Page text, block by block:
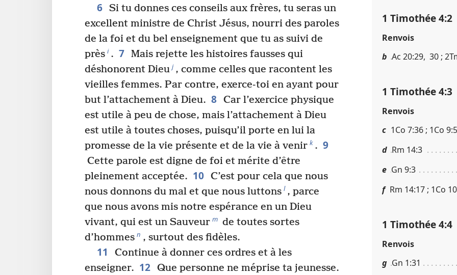
6 Si tu donnes ces conseils aux frères, tu seras un
excellent ministre de Christ Jésus, nourri des paroles
de la foi et du bel enseignement que tu as suivi de
près i . 7 Mais rejette les histoires fausses qui
déshonorent Dieu j , comme celles que racontent les
vieilles femmes. Par contre, exerce-toi en ayant pour
but l’attachement à Dieu. 8 Car l’exercice physique
est utile à peu de chose, mais l’attachement à Dieu
est utile à toutes choses, puisqu’il porte en lui la
promesse de la vie présente et de la vie à venir k . 9
Cette parole est digne de foi et mérite d’être
pleinement acceptée. 10 C’est pour cela que nous
nous donnons du mal et que nous luttons l , parce
que nous avons mis notre espérance en un Dieu
vivant, qui est un Sauveur m de toutes sortes
d’hommes n , surtout des fidèles.
11
Continue à donner ces ordres et à les
enseigner. 12 Que personne ne méprise ta jeunesse.
1 Timothée 4​:​2
Renvois
b Ac 20​:​29, 30 ;
1 Timothée 4​:​3
Renvois
c 1Co 7​:​36 ; 1Co 9​:​5
d Rm 14​:​3
e Gn 9​:​3
f Rm 14​:​17 ; 1Co
1 Timothée 4​:​4
Renvois
g Gn 1​:​31